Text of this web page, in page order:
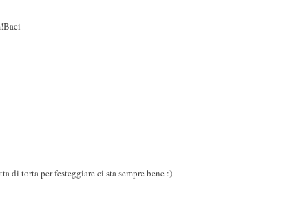
di torta per festeggiare ci sta sempre bene :)